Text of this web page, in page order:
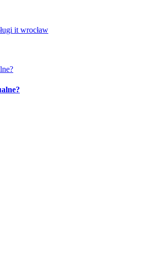
it wrocław